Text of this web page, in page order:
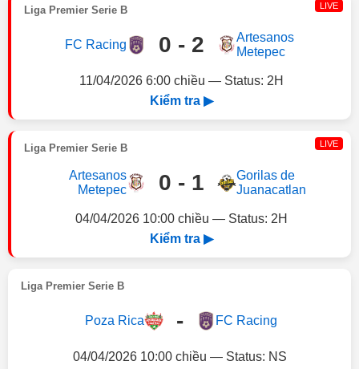
Liga Premier Serie B LIVE
FC Racing 0 - 2
Artesanos
Metepec
11/04/2026 6:00 chiều — Status: 2H
Kiểm tra ▶
Liga Premier Serie B LIVE
Artesanos
Metepec
0 - 1
Gorilas de
Juanacatlan
04/04/2026 10:00 chiều — Status: 2H
Kiểm tra ▶
Liga Premier Serie B
Poza Rica - FC Racing
04/04/2026 10:00 chiều — Status: NS